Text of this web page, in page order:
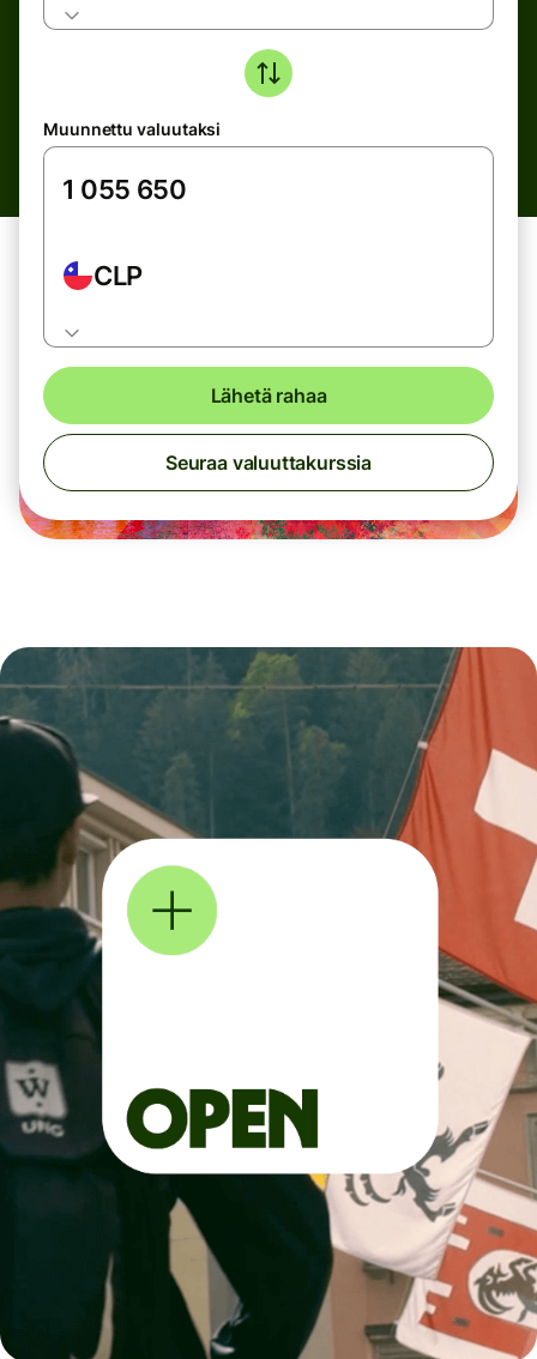
Muunnettu valuutaksi
CLP
Lähetä rahaa
Seuraa valuuttakurssia